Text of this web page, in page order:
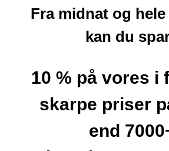
Fra midnat og
kan du
10 % på vores i
skarpe priser
end